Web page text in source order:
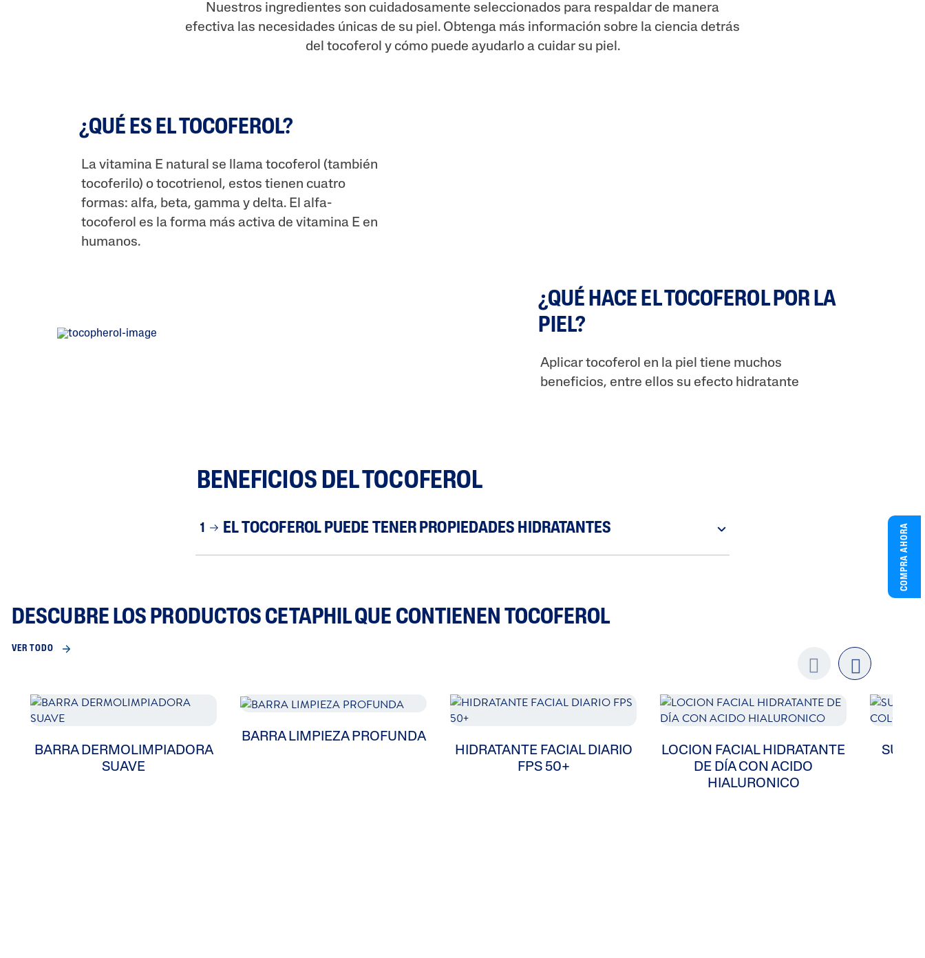
Nuestros ingredientes son cuidadosamente seleccionados para respaldar de manera
efectiva las necesidades únicas de su piel. Obtenga más información sobre la ciencia detrás
del tocoferol y cómo puede ayudarlo a cuidar su piel.
¿QUÉ ES EL TOCOFEROL?
La vitamina E natural se llama tocoferol (también
tocoferilo) o tocotrienol, estos tienen cuatro
formas: alfa, beta, gamma y delta. El alfa-
tocoferol es la forma más activa de vitamina E en
humanos.
¿QUÉ HACE EL TOCOFEROL POR LA
PIEL?
Aplicar tocoferol en la piel tiene muchos
beneficios, entre ellos su efecto hidratante
BENEFICIOS DEL TOCOFEROL
1 EL TOCOFEROL PUEDE TENER PROPIEDADES HIDRATANTES
DESCUBRE LOS PRODUCTOS CETAPHIL QUE CONTIENEN TOCOFEROL
VER TODO
next
BARRA DERMOLIMPIADORA
SUAVE
BARRA LIMPIEZA PROFUNDA
HIDRATANTE FACIAL DIARIO
FPS 50+
LOCION FACIAL HIDRATANTE
DE DÍA CON ACIDO
HIALURONICO
SUN
COMPRA AHORA